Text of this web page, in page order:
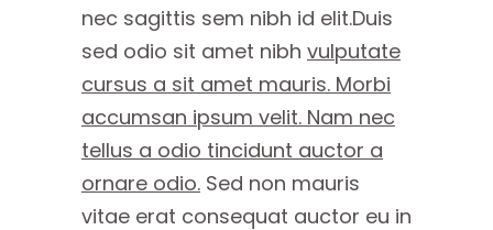
nec sagittis sem nibh id elit.Duis
sed odio sit amet nibh vulputate
cursus a sit amet mauris. Morbi
accumsan ipsum velit. Nam nec
tellus a odio tincidunt auctor a
ornare odio. Sed non mauris
vitae erat consequat auctor eu in